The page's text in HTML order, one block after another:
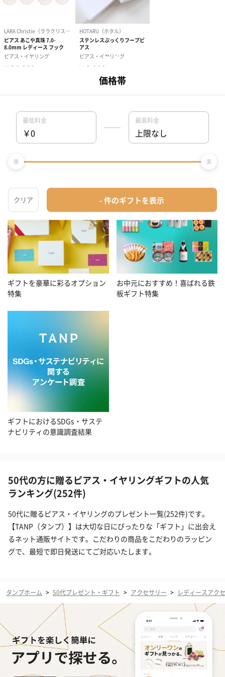
おすすめ特集
ギフトを豪華に彩るオプション
特集
お中元におすすめ！喜ばれる鉄
板ギフト特集
ギフトにおけるSDGs・サステ
ナビリティの意識調査結果
50代の方に贈るピアス・イヤリングギフトの人気
ランキング(252件)
50代に贈るピアス・イヤリングのプレゼント一覧(252件)です。
【TANP（タンプ）】は大切な日にぴったりな「ギフト」に出会え
るネット通販サイトです。こだわりの商品をこだわりのラッピン
グで、最短で即日発送にてご対応いたします。
タンプホーム > 50代プレゼント・ギフト > アクセサリー > レディースアク